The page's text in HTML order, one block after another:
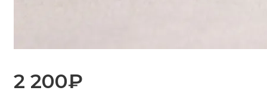
2 200₽